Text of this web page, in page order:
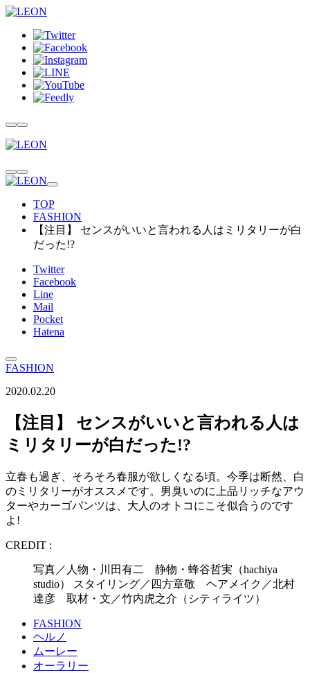
TOP
FASHION
【注目】 センスがいいと言われる人はミリタリーが白
だった!?
Twitter
Facebook
Line
Mail
Pocket
Hatena
FASHION
2020.02.20
【注目】 センスがいいと言われる人は
ミリタリーが白だった!?
立春も過ぎ、そろそろ春服が欲しくなる頃。今季は断然、白
のミリタリーがオススメです。男臭いのに上品リッチなアウ
ターやカーゴパンツは、大人のオトコにこそ似合うのです
よ!
CREDIT :
写真／人物・川田有二 静物・蜂谷哲実（hachiya
studio） スタイリング／四方章敬 ヘアメイク／北村
達彦 取材・文／竹内虎之介（シティライツ）
FASHION
ヘルノ
ムーレー
オーラリー